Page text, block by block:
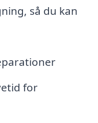
så du kan
for